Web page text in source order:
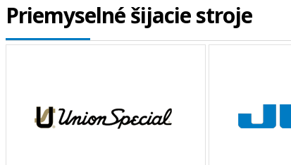
Priemyselné šijacie stroje